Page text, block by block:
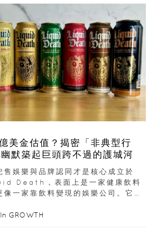
美金估值？揭密「非典型行
默築起巨頭跨不過的護城河
售娛樂與品牌認同才是核心成立於
Death，表面上是一家健康飲料
一家靠飲料變現的娛樂公司。它最
In GROWTH